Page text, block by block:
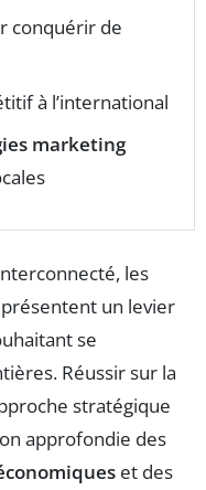
conquérir de
à l’international
marketing
les
un levier
se
Réussir sur la
stratégique
approfondie des
et des